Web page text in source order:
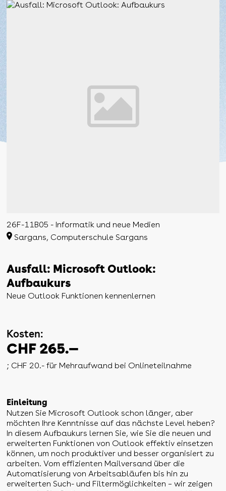
26F-11B05 - Informatik und neue Medien
Sargans, Computerschule Sargans
Ausfall: Microsoft Outlook:
Aufbaukurs
Neue Outlook Funktionen kennenlernen
Kosten:
CHF 265.—
; CHF 20.- für Mehraufwand bei Onlineteilnahme
Einleitung
Nutzen Sie Microsoft Outlook schon länger, aber
möchten Ihre Kenntnisse auf das nächste Level heben?
In diesem Aufbaukurs lernen Sie, wie Sie die neuen und
erweiterten Funktionen von Outlook effektiv einsetzen
können, um noch produktiver und besser organisiert zu
arbeiten. Vom effizienten Mailversand über die
Automatisierung von Arbeitsabläufen bis hin zu
erweiterten Such- und Filtermöglichkeiten – wir zeigen